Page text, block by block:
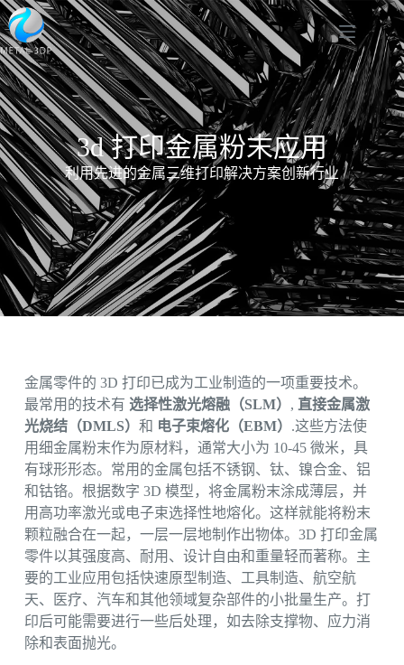
3d 打印金属粉末应用
利用先进的金属三维打印解决方案创新行业
金属零件的 3D 打印已成为工业制造的一项重要技术。
最常用的技术有 选择性激光熔融（SLM） , 直接金属激
光烧结（DMLS） 和 电子束熔化（EBM） .这些方法使
用细金属粉末作为原材料，通常大小为 10-45 微米，具
有球形形态。常用的金属包括不锈钢、钛、镍合金、铝
和钴铬。根据数字 3D 模型，将金属粉末涂成薄层，并
用高功率激光或电子束选择性地熔化。这样就能将粉末
颗粒融合在一起，一层一层地制作出物体。3D 打印金属
零件以其强度高、耐用、设计自由和重量轻而著称。主
要的工业应用包括快速原型制造、工具制造、航空航
天、医疗、汽车和其他领域复杂部件的小批量生产。打
印后可能需要进行一些后处理，如去除支撑物、应力消
除和表面抛光。